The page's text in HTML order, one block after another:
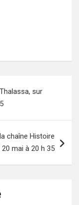
sur
chaîne Histoire
20 mai à 20 h 35